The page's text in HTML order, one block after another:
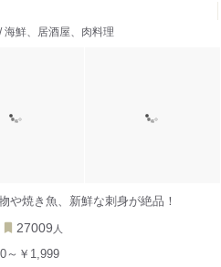
/ 海鮮、居酒屋、肉料理
や焼き魚、新鮮な刺身が絶品！
27009 人
～￥1,999